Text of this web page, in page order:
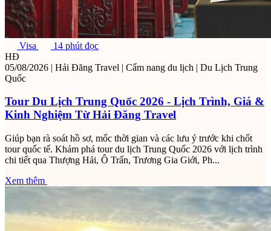
Visa
14 phút đọc
HĐ
05/08/2026 | Hải Đăng Travel | Cẩm nang du lịch | Du Lịch Trung
Quốc
Tour Du Lịch Trung Quốc 2026 - Lịch Trình, Giá &
Kinh Nghiệm Từ Hải Đăng Travel
Giúp bạn rà soát hồ sơ, mốc thời gian và các lưu ý trước khi chốt
tour quốc tế. Khám phá tour du lịch Trung Quốc 2026 với lịch trình
chi tiết qua Thượng Hải, Ô Trấn, Trương Gia Giới, Ph...
Xem thêm